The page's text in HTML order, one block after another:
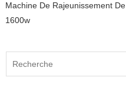
Machine De Rajeunissement
1600w